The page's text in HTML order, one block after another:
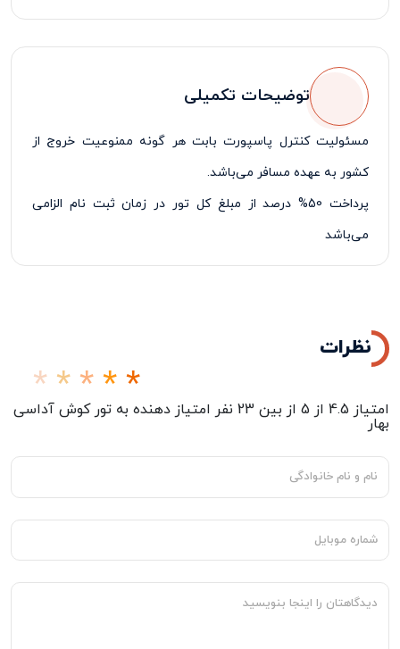
لیدر فارسی زبان
توضیحات تکمیلی
مسئولیت کنترل پاسپورت بابت هر گونه ممنوعیت خروج از
کشور به عهده مسافر می‌باشد.
پرداخت 50% درصد از مبلغ کل تور در زمان ثبت نام الزامی
می‌باشد
نظرات
امتیاز 4.5 از 5 از بین 23 نفر امتیاز دهنده به تور کوش آداسی
بهار